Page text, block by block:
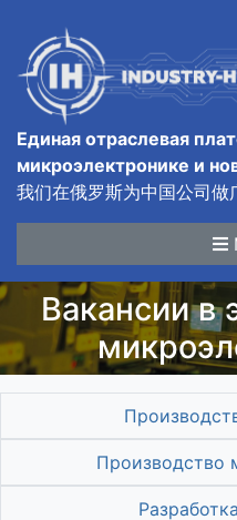
Единая отраслевая
микроэлектронике и
我们在俄罗斯为中国公司做
Вакансии в
Производство